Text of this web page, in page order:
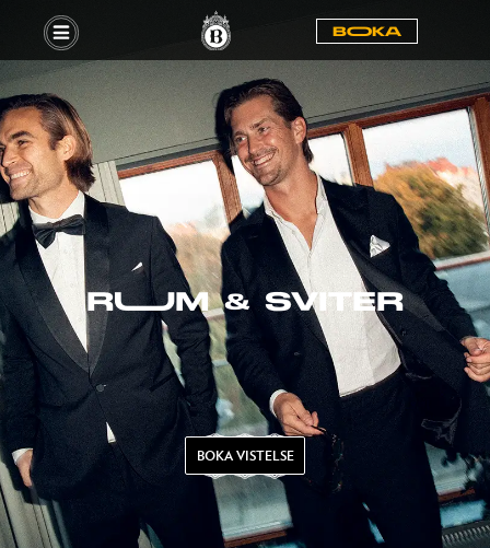
BOOKA
RUUM & SVITER
BOKA VISTELSE